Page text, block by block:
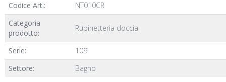
Codice Art.:
NT010CR
Categoria
prodotto:
Rubinetteria doccia
Serie:
109
Settore:
Bagno